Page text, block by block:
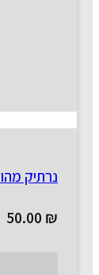
נרתיק
50.00 ₪